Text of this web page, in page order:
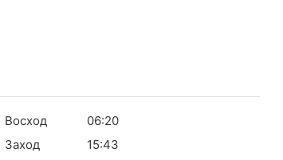
Восход
06:20
Заход
15:43